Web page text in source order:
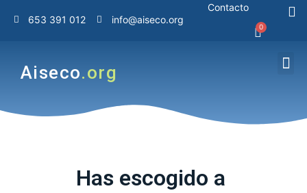
653 391 012 info@aiseco.org
Contacto
Aiseco.org
Has escogido a